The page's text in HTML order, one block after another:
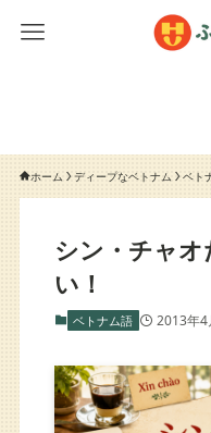
ホーム ディープなベトナム ベト
シン・チャ
い！
ベトナム語 2013年4